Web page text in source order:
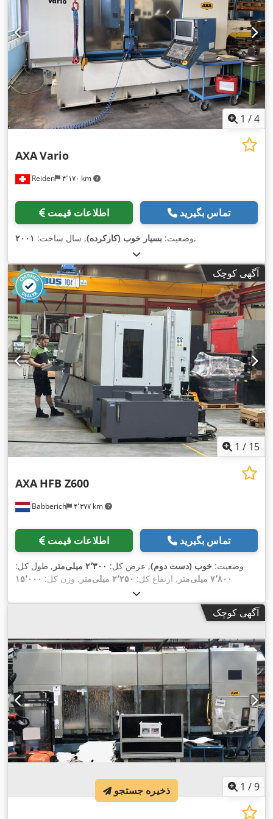
1 /4
Reiden ۴٬۱۷۰ km
AXAVario
اطلاعات قیمت تماس بگیرید
وضعیت: بسیار خوب (کارکرده), سال ساخت: ۲۰۰۱ ,
آگهی کوچک
1 / 15
Babberich ۴٬۳۷۷ km
AXA HFB Z600
اطلاعات قیمت تماس بگیرید
وضعیت: خوب (دست دوم), عرض کل: ۲٬۳۰۰ میلی‌متر
, طول کل:
۷٬۸۰۰ میلی‌متر
, ارتفاع کل: ۲٬۲۵۰ میلی‌متر , وزن کل: ۱۵٬۰۰۰
آگهی کوچک
1 /9 ذخیره جستجو